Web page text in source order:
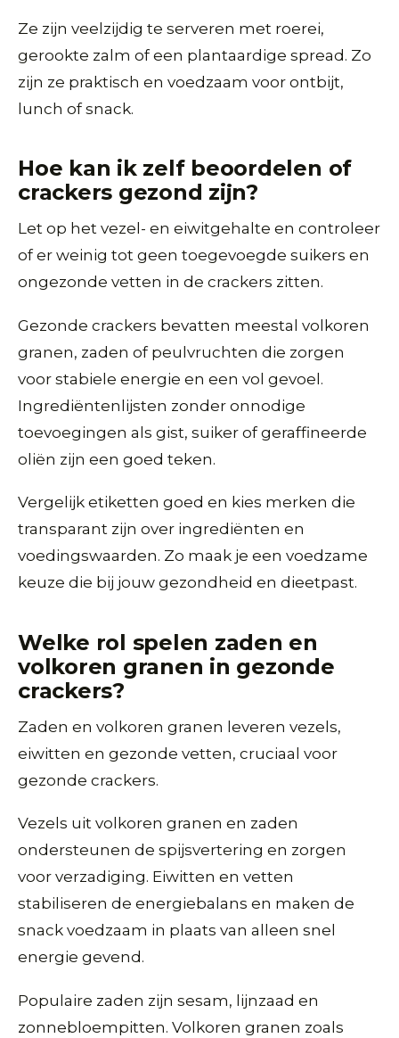
Ze zijn veelzijdig te serveren met roerei,
gerookte zalm of een plantaardige spread. Zo
zijn ze praktisch en voedzaam voor ontbijt,
lunch of snack.
Hoe kan ik zelf beoordelen of
crackers gezond zijn?
Let op het vezel- en eiwitgehalte en controleer
of er weinig tot geen toegevoegde suikers en
ongezonde vetten in de crackers zitten.
Gezonde crackers bevatten meestal volkoren
granen, zaden of peulvruchten die zorgen
voor stabiele energie en een vol gevoel.
Ingrediëntenlijsten zonder onnodige
toevoegingen als gist, suiker of geraffineerde
oliën zijn een goed teken.
Vergelijk etiketten goed en kies merken die
transparant zijn over ingrediënten en
voedingswaarden. Zo maak je een voedzame
keuze die bij jouw gezondheid en dieetpast.
Welke rol spelen zaden en
volkoren granen in gezonde
crackers?
Zaden en volkoren granen leveren vezels,
eiwitten en gezonde vetten, cruciaal voor
gezonde crackers.
Vezels uit volkoren granen en zaden
ondersteunen de spijsvertering en zorgen
voor verzadiging. Eiwitten en vetten
stabiliseren de energiebalans en maken de
snack voedzaam in plaats van alleen snel
energie gevend.
Populaire zaden zijn sesam, lijnzaad en
zonnebloempitten. Volkoren granen zoals